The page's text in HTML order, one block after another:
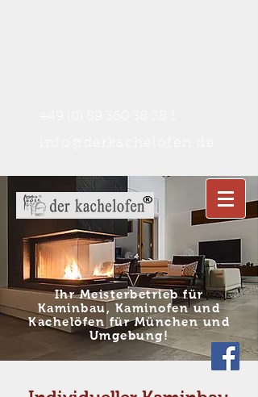
Ihr Meisterbetrieb für
Kaminbau, Kaminofen und
Kachelöfen für München und
Umgebung!